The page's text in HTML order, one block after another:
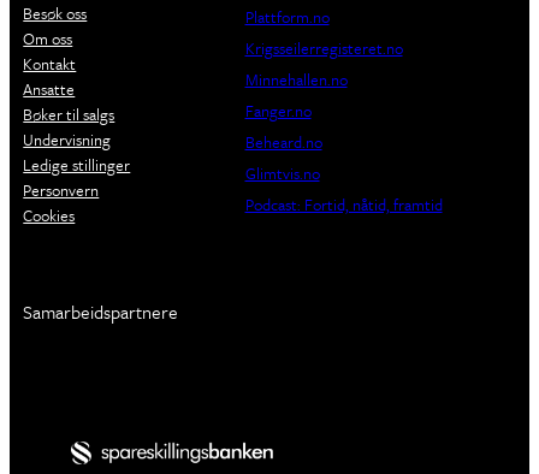
Besøk oss
Om oss
Kontakt
Ansatte
Bøker til salgs
Undervisning
Ledige stillinger
Personvern
Cookies
Plattform.no
Krigsseilerregisteret.no
Minnehallen.no
Fanger.no
Beheard.no
Glimtvis.no
Podcast: Fortid, nåtid, framtid
Samarbeidspartnere